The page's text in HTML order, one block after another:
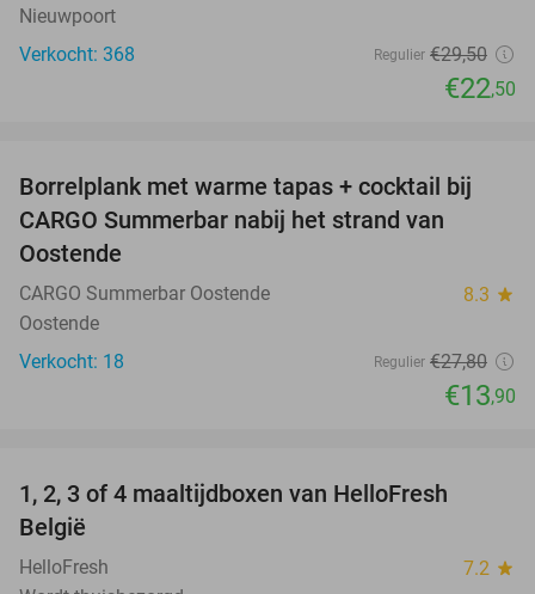
Nieuwpoort
Verkocht: 368
Regulier €29,50
€22,50
50%
Borrelplank met warme tapas + cocktail bij
CARGO Summerbar nabij het strand van
Oostende
CARGO Summerbar Oostende 8.3 star
Oostende
Verkocht: 18
Regulier €27,80
€13,90
1, 2, 3 of 4 maaltijdboxen van HelloFresh
België
HelloFresh 7.2 star